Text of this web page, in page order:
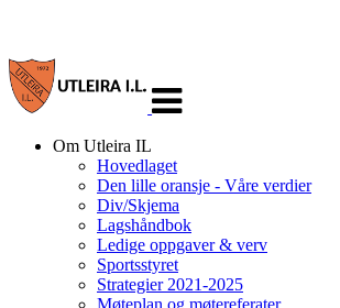
navigasjon
Om Utleira IL
Hovedlaget
Den lille oransje - Våre verdier
Div/Skjema
Lagshåndbok
Ledige oppgaver & verv
Sportsstyret
Strategier 2021-2025
Møteplan og møtereferater